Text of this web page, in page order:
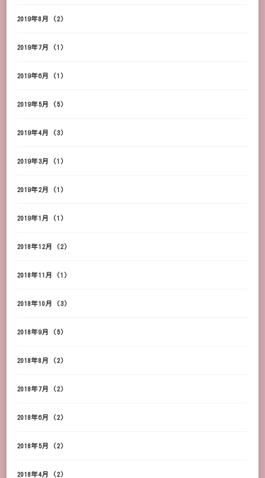
2019年8月 (2)
2019年7月 (1)
2019年6月 (1)
2019年5月 (5)
2019年4月 (3)
2019年3月 (1)
2019年2月 (1)
2019年1月 (1)
2018年12月 (2)
2018年11月 (1)
2018年10月 (3)
2018年9月 (5)
2018年8月 (2)
2018年7月 (2)
2018年6月 (2)
2018年5月 (2)
2018年4月 (2)